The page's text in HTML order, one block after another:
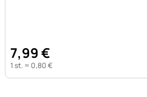
7,99€
1 st. = 0,80€